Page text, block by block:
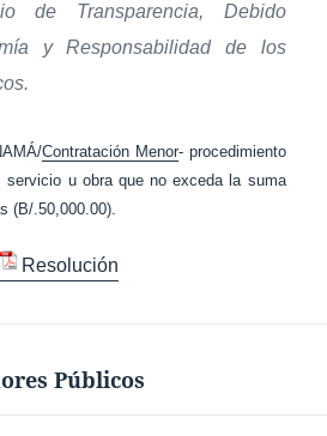
de Transparencia, Debido
y Responsabilidad de los
Contratación Menor- procedimiento
u obra que no exceda la suma
(B/.50,000.00).
Resolución
Públicos